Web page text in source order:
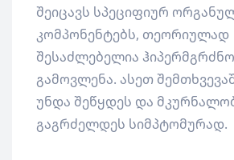
შეიცავს სპეციფიურ
კომპონენტებს, თეორიულად
შესაძლებელია
გამოვლენა. ასეთ
უნდა შეწყდეს და
გაგრძელდეს სიმპტომურად.